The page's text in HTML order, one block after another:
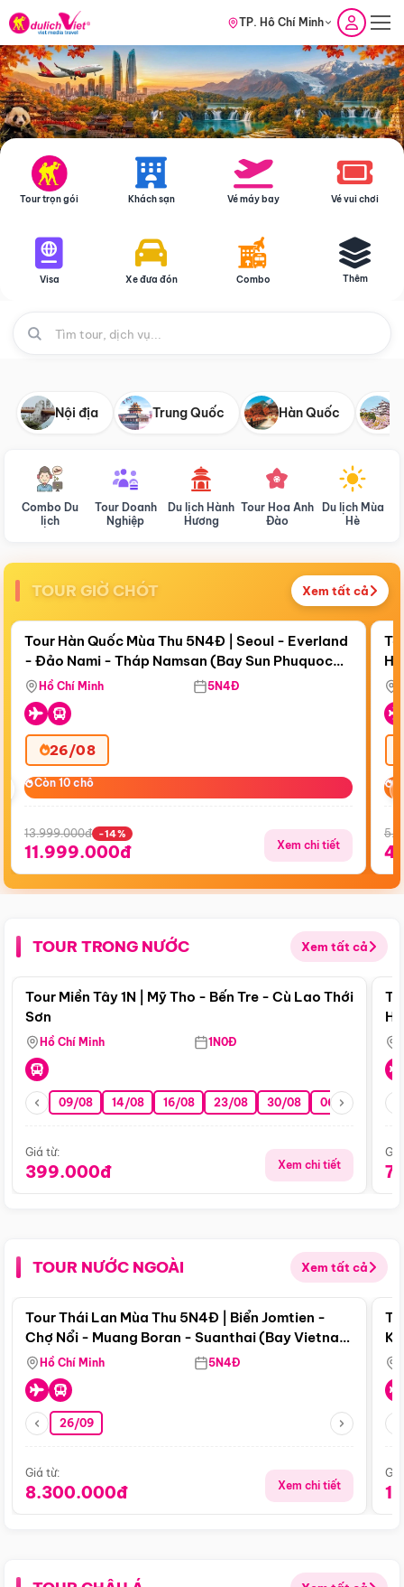
TP. Hồ Chí Minh
Tour trọn gói Khách sạn Vé máy bay Vé vui chơi
Visa Xe đưa đón Combo Thêm
Nội địa Trung Quốc Hàn Quốc
Combo Du
lịch
Tour Doanh
Nghiệp
Du lịch Hành
Hương
Tour Hoa Anh
Đào
Du lịch Mùa
Hè
TOUR GIỜ CHÓT Xem tất cả
Còn18 ngày 19:20:15
Bay Sun Phuquoc Airways
Điểm nổi bật
Tour Hàn Quốc Mùa Thu 5N4Đ | Seoul - Everland
- Đảo Nami - Tháp Namsan (Bay Sun Phuquoc
Airways)
Hồ Chí Minh 5N4Đ
26/08
Còn 10 chỗ
Còn 10 chỗ
13.999.000đ -14%
11.999.000đ Xem chi tiết
TOUR TRONG NƯỚC Xem tất cả
Điểm nổi bật
Tour Miền Tây 1N | Mỹ Tho - Bến Tre - Cù Lao Thới
Sơn
Hồ Chí Minh 1N0Đ
09/08 14/08 16/08 23/08 30/08 06/09 13/09
Giá từ:
399.000đ Xem chi tiết
TOUR NƯỚC NGOÀI Xem tất cả
Điểm nổi bật
Tour Thái Lan Mùa Thu 5N4Đ | Biển Jomtien -
Chợ Nổi - Muang Boran - Suanthai (Bay Vietnam
Airlines)
Hồ Chí Minh 5N4Đ
26/09
Giá từ:
8.300.000đ Xem chi tiết